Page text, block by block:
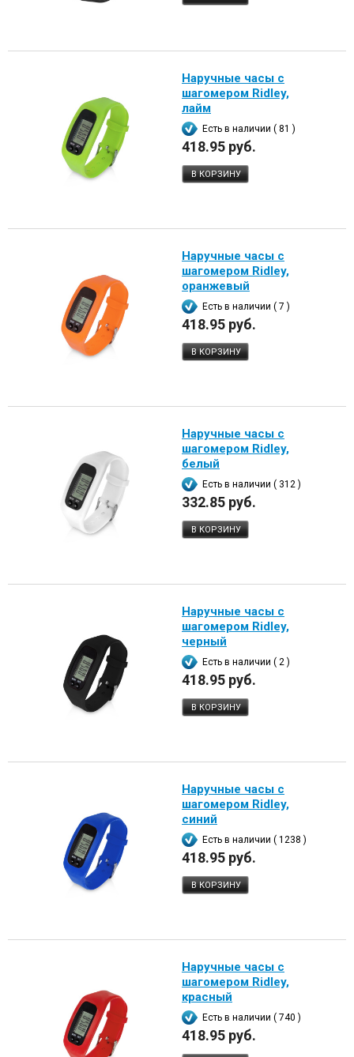
Наручные часы с
шагомером Ridley,
лайм
Есть в наличии ( 81 )
418.95 руб.
В КОРЗИНУ
Наручные часы с
шагомером Ridley,
оранжевый
Есть в наличии ( 7 )
418.95 руб.
В КОРЗИНУ
Наручные часы с
шагомером Ridley,
белый
Есть в наличии ( 312 )
332.85 руб.
В КОРЗИНУ
Наручные часы с
шагомером Ridley,
черный
Есть в наличии ( 2 )
418.95 руб.
В КОРЗИНУ
Наручные часы с
шагомером Ridley,
синий
Есть в наличии ( 1238 )
418.95 руб.
В КОРЗИНУ
Наручные часы с
шагомером Ridley,
красный
Есть в наличии ( 740 )
418.95 руб.